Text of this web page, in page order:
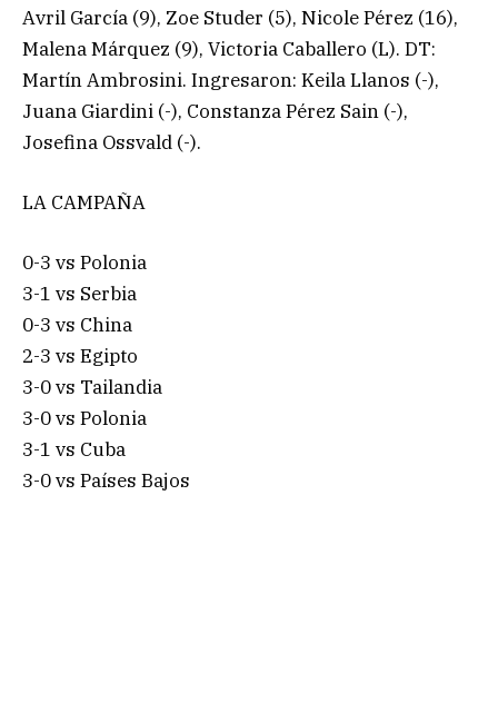
Avril García (9), Zoe Studer (5), Nicole Pérez (16),
Malena Márquez (9), Victoria Caballero (L). DT:
Martín Ambrosini. Ingresaron: Keila Llanos (-),
Juana Giardini (-), Constanza Pérez Sain (-),
Josefina Ossvald (-).
LA CAMPAÑA
0-3 vs Polonia
3-1 vs Serbia
0-3 vs China
2-3 vs Egipto
3-0 vs Tailandia
3-0 vs Polonia
3-1 vs Cuba
3-0 vs Países Bajos